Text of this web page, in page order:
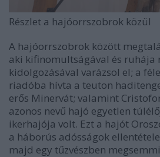
Részlet a hajóorrszobrok közül
A hajóorrszobrok között
aki kifinomultságával és ruhája
kidolgozásával varázsol el; a
riadóba hívta a teuton
erős Minervát; valamint
azonos nevű hajó egyetlen
ikerhajója volt. Ezt a hajót
a háborús adósságok
majd egy tűzvészben